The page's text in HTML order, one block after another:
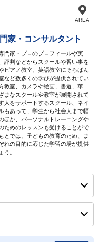
AREA
家・コンサルタント
門家・プロのプロフィールや実
評判などからスクールや習い事を
ピアノ教室、英語教室にそろばん
など数多くの学びが提供されてい
教室、カメラや絵画、書道、華
まなスクールや教室が展開されて
人をサポートするスクール、ネイ
もあって、学生から社会人まで幅
ほか、パーソナルトレーニングや
ためのレッスンも受けることがで
とでは、子どもの教育のため、ま
れの目的に応じた学習の場が提供
う。